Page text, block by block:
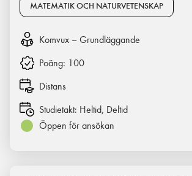
MATEMATIK OCH NATURVETENSKAP
Komvux – Grundläggande
Poäng: 100
Distans
Studietakt: Heltid, Deltid
Öppen för ansökan